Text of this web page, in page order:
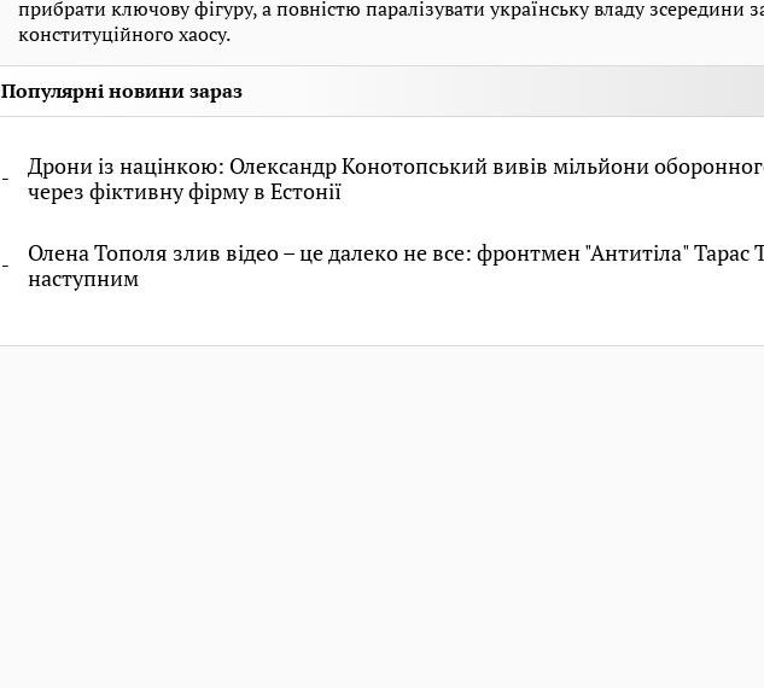
прибрати ключову фігуру, а повністю паралізувати українську владу зсередини
конституційного хаосу.
Популярні новини зараз
Дрони із націнкою: Олександр Конотопський вивів мільйони
через фіктивну фірму в Естонії
Олена Тополя злив відео – це далеко не все: фронтмен "Антитіла" Тарас
наступним